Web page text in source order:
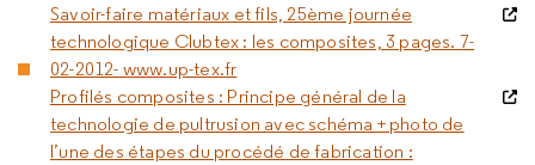
Savoir-faire matériaux et fils, 25ème journée
technologique Clubtex : les composites, 3 pages. 7-
02-2012- www.up-tex.fr
Profilés composites : Principe général de la
technologie de pultrusion avec schéma + photo de
l’une des étapes du procédé de fabrication :